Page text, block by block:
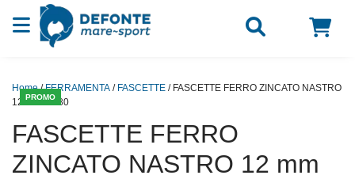
Vai al contenuto
PROMO
Home/FERRAMENTA / FASCETTE / FASCETTE FERRO ZINCATO NASTRO
12 mm 60-80
FASCETTE FERRO
ZINCATO NASTRO 12 mm